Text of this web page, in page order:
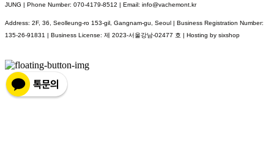
JUNG | Phone Number: 070-4179-8512 | Email: info@vachemont.kr
Address: 2F, 36, Seolleung-ro 153-gil, Gangnam-gu, Seoul | Business Registration Number:
135-26-91831 | Business License: 제 2023-서울강남-02477 호 | Hosting by sixshop